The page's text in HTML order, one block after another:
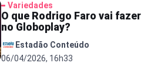
Variedades
O que Rodrigo Faro vai fazer
no Globoplay?
Estadão Conteúdo
06/04/2026, 16h33